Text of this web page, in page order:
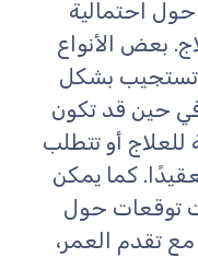
احتمالية
بعض الأنواع
تستجيب بشكل
في حين قد تكون
للعلاج أو تتطلب
كما يمكن
توقعات حول
مع تقدم العمر،